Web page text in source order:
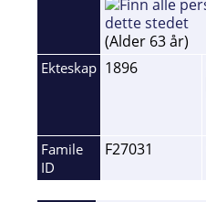
(Alder 63 år)
Ekteskap 1896
Famile
ID
F27031